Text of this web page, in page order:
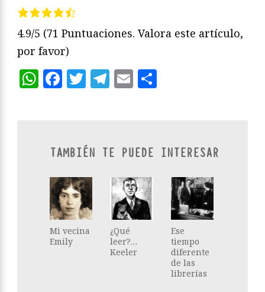
4.9/5 (71 Puntuaciones. Valora este artículo,
por favor)
WhatsApp
Facebook
Twitter
Telegram
Email
TAMBIÉN TE PUEDE INTERESAR
Mi vecina
Emily
¿Qué
leer?…
Keeler
Ese
tiempo
diferente
de las
librerías